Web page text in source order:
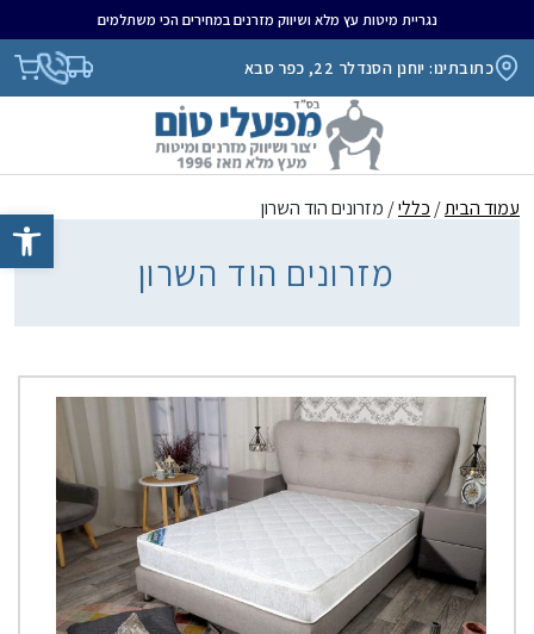
פתח סרגל
נגריית מיטות עץ מלא ושיווק מזרנים במחירים הכי משתלמים
כתובתינו: יוחנן הסנדלר 22, כפר סבא
עמוד הבית/ כללי/ מזרונים הוד השרון
מזרונים הוד השרון